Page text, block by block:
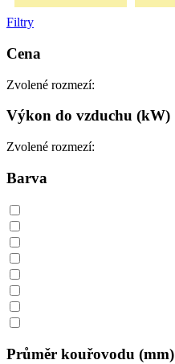
Filtry
Cena
Zvolené rozmezí:
Výkon do vzduchu (kW)
Zvolené rozmezí:
Barva
Průměr kouřovodu (mm)